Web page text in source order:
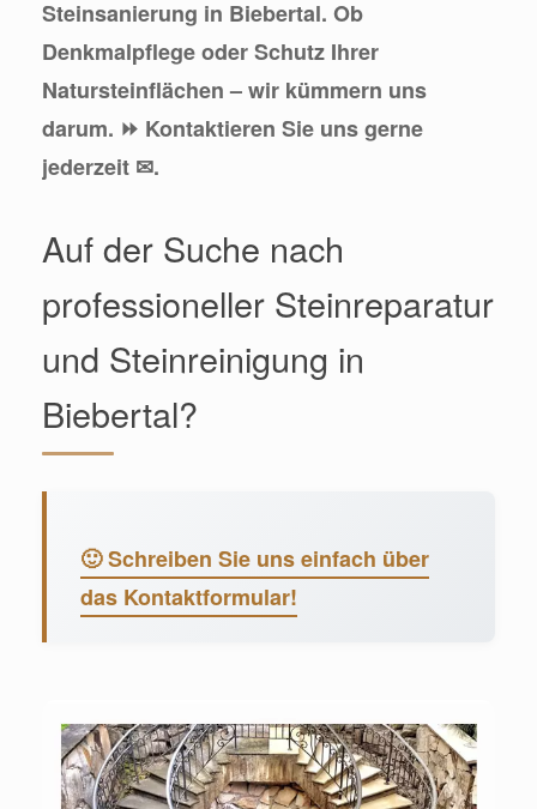
Steinsanierung in Biebertal. Ob
Denkmalpflege oder Schutz Ihrer
Natursteinflächen – wir kümmern uns
darum. ⏩ Kontaktieren Sie uns gerne
jederzeit ✉.
Auf der Suche nach
professioneller Steinreparatur
und Steinreinigung in
Biebertal?
🙂 Schreiben Sie uns einfach über
das Kontaktformular!